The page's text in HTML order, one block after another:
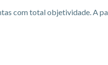
com total objetividade. A